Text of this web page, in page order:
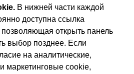
В нижней части каждой
доступна ссылка
позволяющая открыть панель
выбор позднее. Если
на аналитические,
маркетинговые cookie,